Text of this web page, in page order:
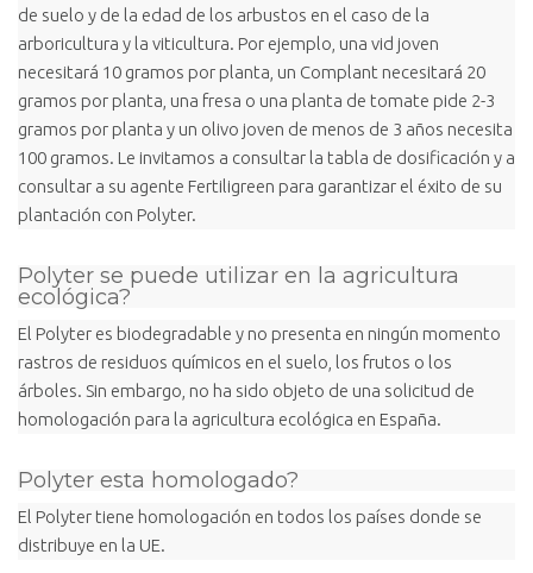
de suelo y de la edad de los arbustos en el caso de la
arboricultura y la viticultura. Por ejemplo, una vid joven
necesitará 10 gramos por planta, un Complant necesitará 20
gramos por planta, una fresa o una planta de tomate pide 2-3
gramos por planta y un olivo joven de menos de 3 años necesita
100 gramos. Le invitamos a consultar la tabla de dosificación y a
consultar a su agente Fertiligreen para garantizar el éxito de su
plantación con Polyter.
Polyter se puede utilizar en la agricultura
ecológica?
El Polyter es biodegradable y no presenta en ningún momento
rastros de residuos químicos en el suelo, los frutos o los
árboles. Sin embargo, no ha sido objeto de una solicitud de
homologación para la agricultura ecológica en España.
Polyter esta homologado?
El Polyter tiene homologación en todos los países donde se
distribuye en la UE.